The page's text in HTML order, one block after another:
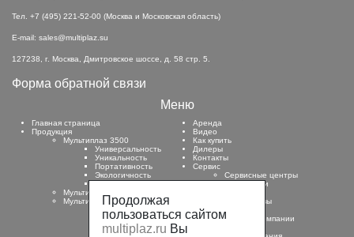
Продолжая
пользоваться сайтом
multiplaz.ru Вы
Тел. +7 (495) 221-52-00 (Москва и Московская область)
E-mail: sales@multiplaz.su
127238, г. Москва, Дмитровское шоссе, д. 58 стр. 5.
Форма обратной связи
Меню
Главная страница
Продукция
Мультиплаз 3500
Универсальность
Уникальность
Портативность
Экологичность
Эффективность
Мультиплаз 4000М
Мультиплаз 15000М
Аренда
Видео
Как купить
Дилеры
Контакты
Сервис
Сервисные центры
Инструкции
Фотоотзывы
О компании
История компании